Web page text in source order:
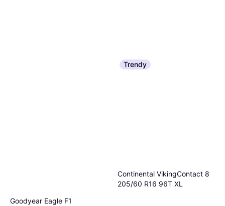
Goodyear Eagle F1
Trendy
Continental VikingContact 8
205/60 R16 96T XL